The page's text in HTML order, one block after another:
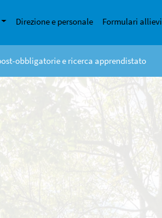
Direzione e personale Formulari allievi
obbligatorie e ricerca apprendistato